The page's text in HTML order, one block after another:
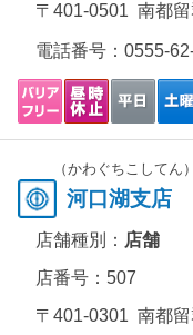
〒401-0501 南都
電話番号： 0555-
（かわぐちこしてん）
河口湖支店
店舗種別： 店舗
店番号：507
〒401-0301 南都